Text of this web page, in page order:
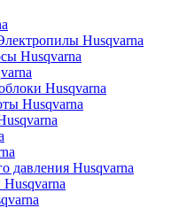
Нusqvarna
Нusqvarna
Husqvarna
Husqvarna
давления Husqvarna